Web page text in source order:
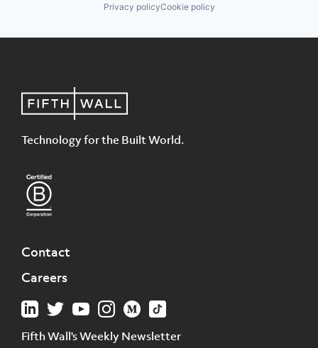
Privacy policyCookie policy
Technology for the Built World.
Contact
Careers
Fifth Wall's Weekly Newsletter